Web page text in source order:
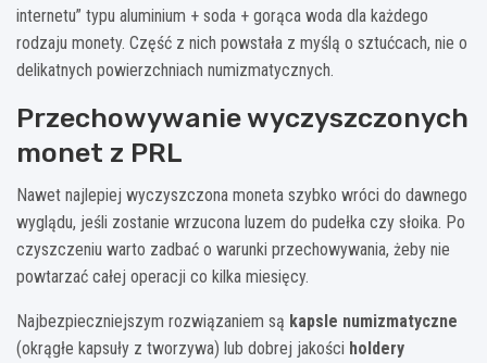
internetu” typu aluminium + soda + gorąca woda dla każdego
rodzaju monety. Część z nich powstała z myślą o sztućcach, nie o
delikatnych powierzchniach numizmatycznych.
Przechowywanie wyczyszczonych
monet z PRL
Nawet najlepiej wyczyszczona moneta szybko wróci do dawnego
wyglądu, jeśli zostanie wrzucona luzem do pudełka czy słoika. Po
czyszczeniu warto zadbać o warunki przechowywania, żeby nie
powtarzać całej operacji co kilka miesięcy.
Najbezpieczniejszym rozwiązaniem są kapsle numizmatyczne
(okrągłe kapsuły z tworzywa) lub dobrej jakości holdery